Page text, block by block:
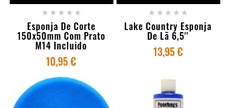
    
Esponja De Corte
150x50mm Com Prato
M14 Incluido
10,95 €
    
Lake Country Esponja
De Lã 6,5''
13,95 €